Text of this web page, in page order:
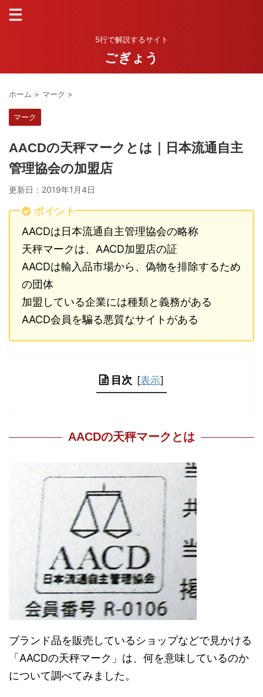
5行で解説するサイト
ごぎょう
ホーム > マーク >
マーク
AACDの天秤マークとは｜日本流通自主
管理協会の加盟店
更新日： 2019年1月4日
ポイント
AACDは日本流通自主管理協会の略称
天秤マークは、AACD加盟店の証
AACDは輸入品市場から、偽物を排除するため
の団体
加盟している企業には種類と義務がある
AACD会員を騙る悪質なサイトがある
目次 [表示]
AACDの天秤マークとは
ブランド品を販売しているショップなどで見かける
「AACDの天秤マーク」は、何を意味しているのか
について調べてみました。